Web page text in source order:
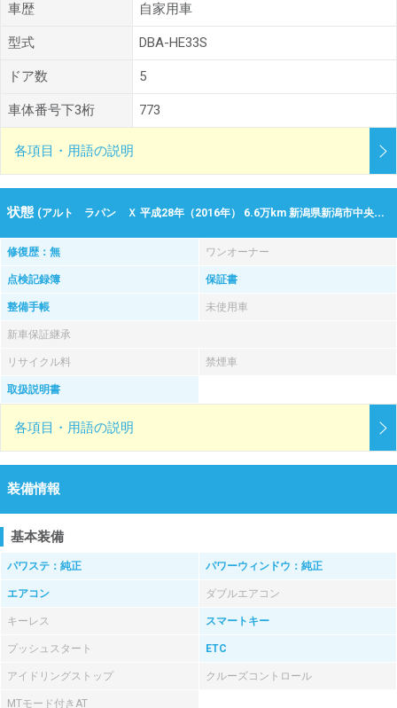
車歴 自家用車
型式 DBA-HE33S
ドア数 5
車体番号下3桁 773
各項目・用語の説明
状態 (アルト ラパン Ｘ 平成28年（2016年） 6.6万km 新潟県新潟市中央区/新潟市東区)
修復歴：無 ワンオーナー
点検記録簿 保証書
整備手帳 未使用車
新車保証継承
リサイクル料 禁煙車
取扱説明書
各項目・用語の説明
装備情報
基本装備
パワステ：純正 パワーウィンドウ：純正
エアコン ダブルエアコン
キーレス スマートキー
プッシュスタート ETC
アイドリングストップ クルーズコントロール
MTモード付きAT